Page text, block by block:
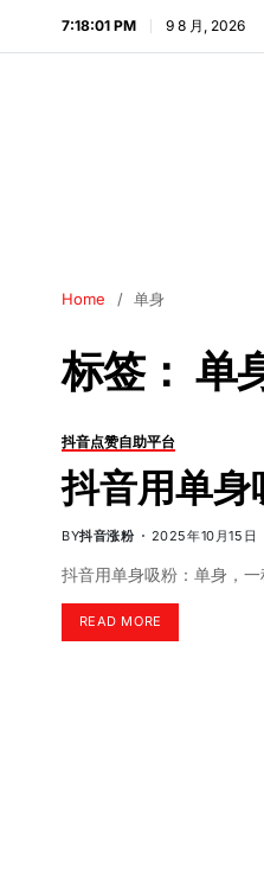
7:18:02 PM 9 8 月, 2026
Home 单身
标签：单
抖音点赞自助平台
抖音用单身
BY抖音涨粉 2025年10月15日
抖音用单身吸粉：单身，
READ MORE